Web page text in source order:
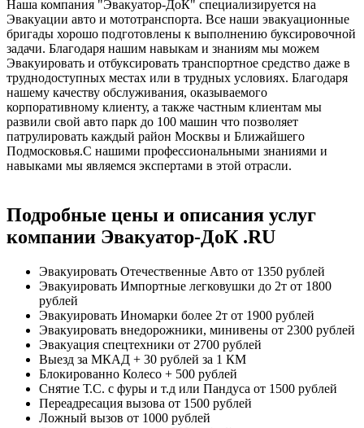
Наша компания "Эвакуатор-ДоК" специализируется на
Эвакуации авто и мототранспорта. Все наши эвакуационные
бригады хорошо подготовлены к выполнению буксировочной
задачи. Благодаря нашим навыкам и знаниям мы можем
Эвакуировать и отбуксировать транспортное средство даже в
труднодоступных местах или в трудных условиях. Благодаря
нашему качеству обслуживания, оказываемого
корпоративному клиенту, а также частным клиентам мы
развили свой авто парк до 100 машин что позволяет
патрулировать каждый район Москвы и Ближайшего
Подмосковья.С нашими профессиональными знаниями и
навыками мы являемся экспертами в этой отрасли.
Подробные цены и описания услуг
компании Эвакуатор-ДоК .RU
Эвакуировать Отечественные Авто от 1350 рублей
Эвакуировать Импортные легковушки до 2т от 1800
рублей
Эвакуировать Иномарки более 2т от 1900 рублей
Эвакуировать внедорожники, минивены от 2300 рублей
Эвакуация спецтехники от 2700 рублей
Выезд за МКАД + 30 рублей за 1 КМ
Блокированно Колесо + 500 рублей
Снятие Т.С. с фуры и т.д или Пандуса от 1500 рублей
Переадресация вызова от 1500 рублей
Ложный вызов от 1000 рублей